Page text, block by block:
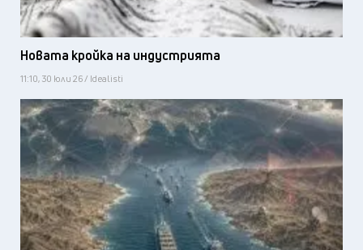
Новата кройка на индустрията
11:10, 30 юли 26 / Idealisti